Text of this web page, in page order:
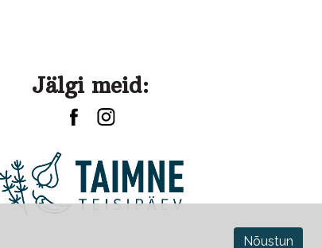
Jälgi meid:
Nõustun